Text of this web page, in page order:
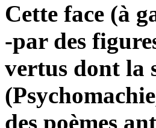
Cette face (à
-par des
vertus dont la
des poèmes